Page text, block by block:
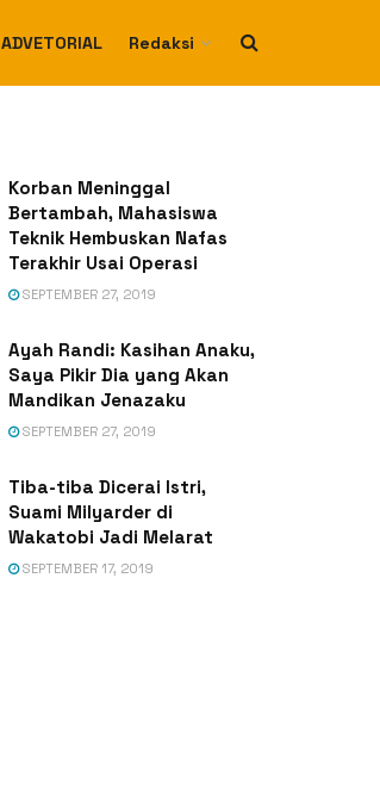
ADVETORIAL Redaksi
Korban Meninggal
Bertambah, Mahasiswa
Teknik Hembuskan Nafas
Terakhir Usai Operasi
SEPTEMBER 27, 2019
Ayah Randi: Kasihan Anaku,
Saya Pikir Dia yang Akan
Mandikan Jenazaku
SEPTEMBER 27, 2019
Tiba-tiba Dicerai Istri,
Suami Milyarder di
Wakatobi Jadi Melarat
SEPTEMBER 17, 2019